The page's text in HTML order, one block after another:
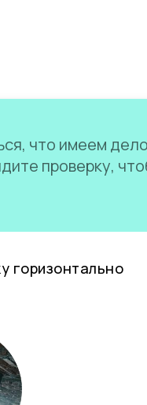
что имеем
проверку,
горизонтально